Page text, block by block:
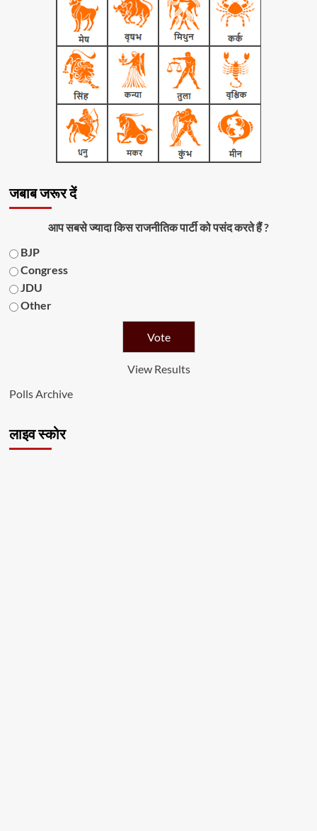
जबाब जरूर दें
आप सबसे ज्यादा किस राजनीतिक पार्टी को पसंद करते हैं ?
BJP
Congress
JDU
Other
View Results
Polls Archive
लाइव स्कोर